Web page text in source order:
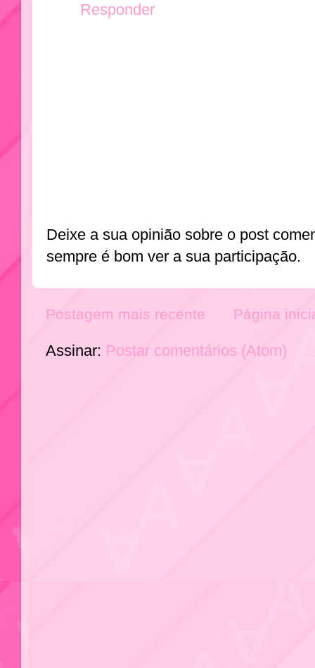
Responder
Deixe a sua opinião sobre o post
sempre é bom ver a sua participação.
Postagem mais recente Página
Assinar: Postar comentários (Atom)